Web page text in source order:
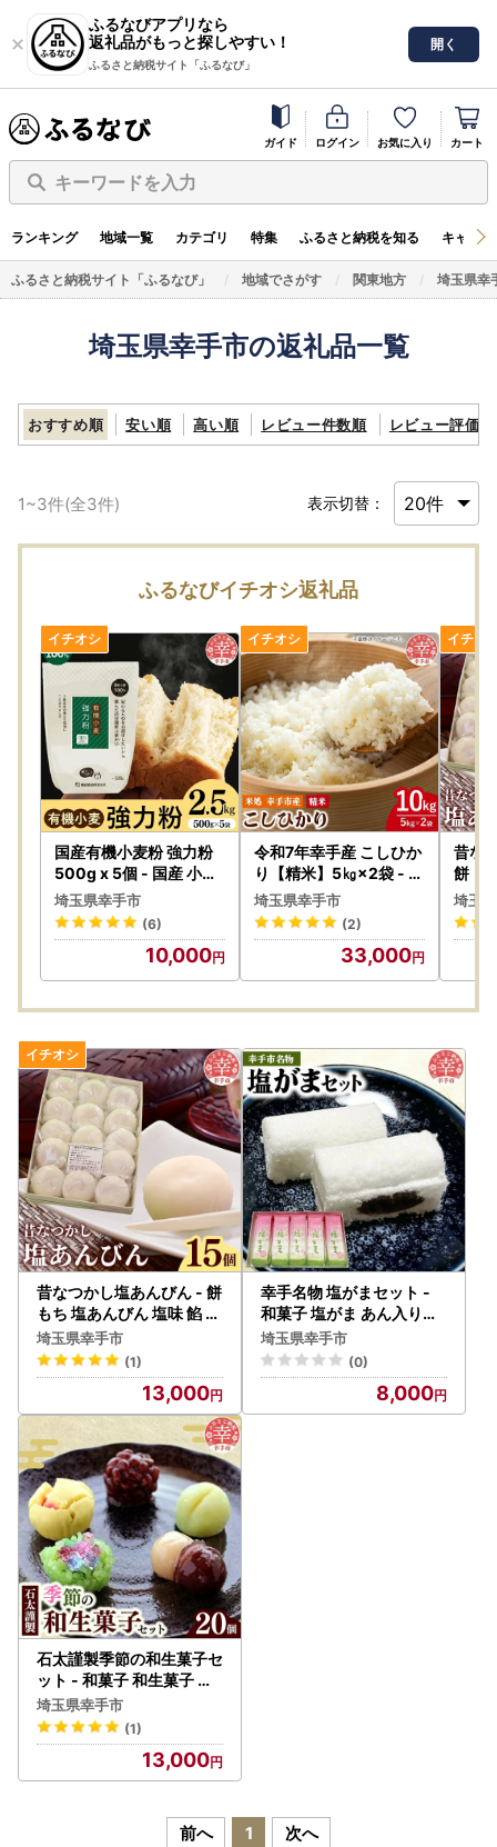
ふるなびアプリなら
返礼品がもっと探しやすい！
ふるさと納税サイト「ふるなび」
開く
ガイド ログイン お気に入り カート
キーワードを入力
ランキング 地域一覧 カテゴリ 特集 ふるさと納税を知る キャン
ふるさと納税サイト「ふるなび」 地域でさがす 関東地方 埼玉県幸
埼玉県幸手市の返礼品一覧
おすすめ順 安い順 高い順 レビュー件数順 レビュー評価順
1~3件(全3件) 表示切替：
ふるなびイチオシ返礼品
国産有機小麦粉 強力粉
500g x 5個 - 国産 小麦
有機小麦 小麦粉 強力粉
おすすめ 安心 こだわり
パン作り お菓子作り 埼
埼玉県幸手市
(6)
10,000
令和7年幸手産 こしひか
り【精米】5㎏×2袋 - コ
シヒカリ 精米 10kg 令
和7年産 埼玉県 幸手市
幸手市産
埼玉県幸手市
(2)
33,000
昔な
餅 も
餡 伝
取り
【価
埼玉
昔なつかし塩あんびん - 餅
もち 塩あんびん 塩味 餡 伝
統 おやつ お菓子 お取り寄
せ 埼玉県 幸手市【価格変
更X】
埼玉県幸手市
(1)
13,000
幸手名物 塩がまセット -
和菓子 塩がま あん入り塩
がま 昔ながら ご当地スイ
ーツ 懐かしの味 人気 茶菓
子 手作り おやつ お取り寄
埼玉県幸手市
(0)
8,000
石太謹製季節の和生菓子セ
ット - 和菓子 和生菓子 生
菓子 手作り おやつ お菓子
季節のお菓子 伝統 セット
お取り寄せ 埼玉県 幸手市
埼玉県幸手市
(1)
13,000
前へ 1 次へ